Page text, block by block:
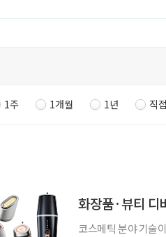
1주 1개월 1년 직
화장품·뷰티
코스메틱 분야 기술